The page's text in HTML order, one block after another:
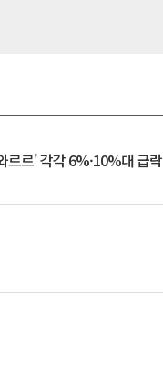
르르' 각각 6%·10%대 급락